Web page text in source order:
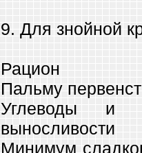
9. Для знойной
Рацион
Пальму
Углеводы и
Минимум